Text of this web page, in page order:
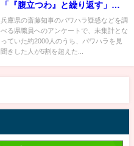
「『腹立つわ』と繰り返す」
兵庫・斎藤元彦知事の“パワハ
ラ”を見聞きした人が5割超に
百条委員会で調査の見通し
兵庫県の斎藤知事のパワハラ疑惑などを調
べる県職員へのアンケートで、未集計とな
っていた約2000人のうち、パワハラを見
聞きした人が5割を超えた...